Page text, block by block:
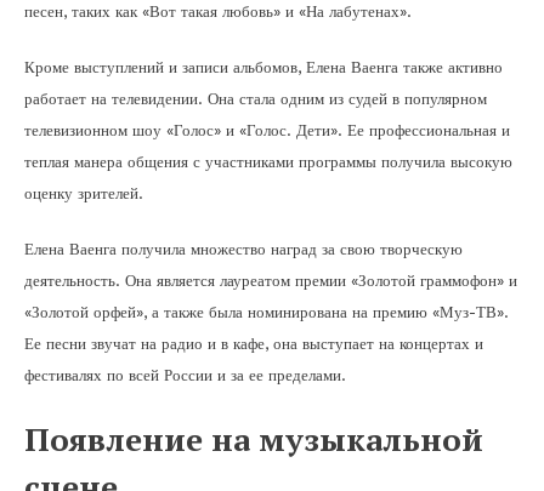
песен, таких как «Вот такая любовь» и «На лабутенах».
Кроме выступлений и записи альбомов, Елена Ваенга также активно
работает на телевидении. Она стала одним из судей в популярном
телевизионном шоу «Голос» и «Голос. Дети». Ее профессиональная и
теплая манера общения с участниками программы получила высокую
оценку зрителей.
Елена Ваенга получила множество наград за свою творческую
деятельность. Она является лауреатом премии «Золотой граммофон» и
«Золотой орфей», а также была номинирована на премию «Муз-ТВ».
Ее песни звучат на радио и в кафе, она выступает на концертах и
фестивалях по всей России и за ее пределами.
Появление на музыкальной